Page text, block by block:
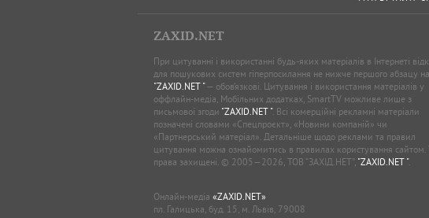
ZAXID.NET
При цитуванні і використанні будь-яких матеріалів в Інтернеті
для пошукових систем гіперпосилання не нижче першого абзацу на
"ZAXID.NET "— обов’язкові. Цитування і використання матеріалів у
оффлайн-медіа, Мобільних додатках, SmartTV можливе лише з
письмової згоди "ZAXID.NET ". Всі комерційні рекламні матеріали
позначені словами «Спецпроєкт», «Новини компаній» чи
«Партнерський матеріал». Детальніше щодо реклами та правил
цитування можна ознайомитись в правилах користування сайтом.
права захищені. © 2005—2026, ТОВ “ЗАХІД.НЕТ”, "ZAXID.NET ".
Онлайн-медіа «ZAXID.NET»
пл. Галицька, буд. 15, м. Львів, 79008